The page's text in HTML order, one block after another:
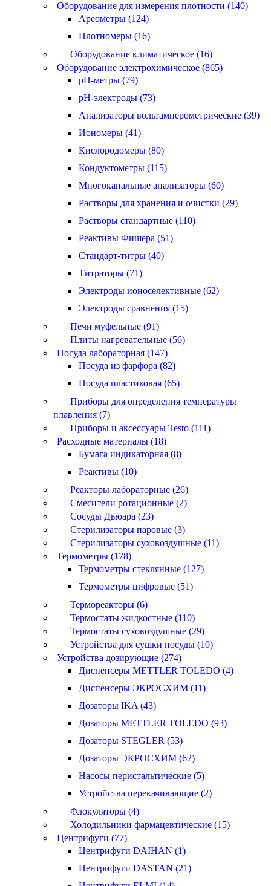
Оборудование для измерения плотности (140)
Ареометры (124)
Плотномеры (16)
Оборудование климатическое (16)
Оборудование электрохимическое (865)
pH-метры (79)
pH-электроды (73)
Анализаторы вольтамперометрические (39)
Иономеры (41)
Кислородомеры (80)
Кондуктометры (115)
Многоканальные анализаторы (60)
Растворы для хранения и очистки (29)
Растворы стандартные (110)
Реактивы Фишера (51)
Стандарт-титры (40)
Титраторы (71)
Электроды ионоселективные (62)
Электроды сравнения (15)
Печи муфельные (91)
Плиты нагревательные (56)
Посуда лабораторная (147)
Посуда из фарфора (82)
Посуда пластиковая (65)
Приборы для определения температуры
плавления (7)
Приборы и аксессуары Testo (111)
Расходные материалы (18)
Бумага индикаторная (8)
Реактивы (10)
Реакторы лабораторные (26)
Смесители ротационные (2)
Сосуды Дьюара (23)
Стерилизаторы паровые (3)
Стерилизаторы суховоздушные (11)
Термометры (178)
Термометры стеклянные (127)
Термометры цифровые (51)
Термореакторы (6)
Термостаты жидкостные (110)
Термостаты суховоздушные (29)
Устройства для сушки посуды (10)
Устройства дозирующие (274)
Диспенсеры METTLER TOLEDO (4)
Диспенсеры ЭКРОСХИМ (11)
Дозаторы IKA (43)
Дозаторы METTLER TOLEDO (93)
Дозаторы STEGLER (53)
Дозаторы ЭКРОСХИМ (62)
Насосы перистальтические (5)
Устройства перекачивающие (2)
Флокуляторы (4)
Холодильники фармацевтические (15)
Центрифуги (77)
Центрифуги DAIHAN (1)
Центрифуги DASTAN (21)